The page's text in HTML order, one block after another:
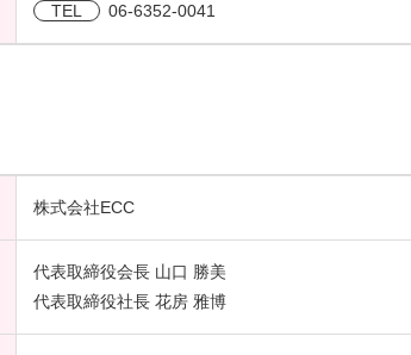
TEL
06-6352-0041
株式会社ECC
代表取締役会長 山口 勝美
代表取締役社長 花房 雅博